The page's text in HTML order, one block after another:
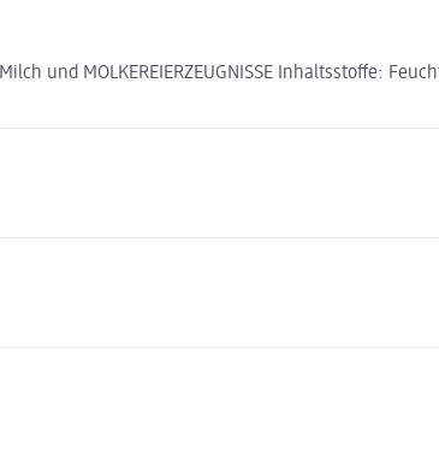
und MOLKEREIERZEUGNISSE Inhaltsstoffe: